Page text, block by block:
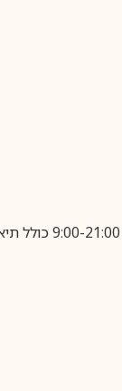
בביצוע הזמנה עד השעה 10:00